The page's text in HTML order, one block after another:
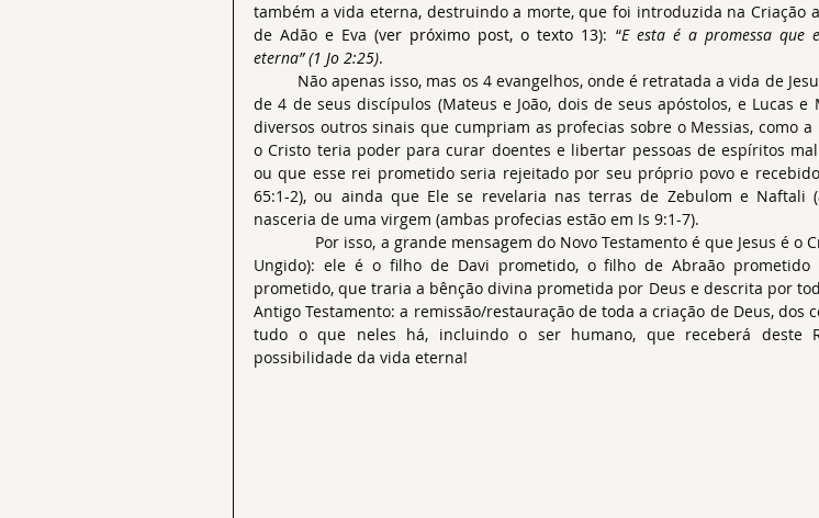
também a vida eterna, destruindo a morte, que foi introduzida na Criação
de Adão e Eva (ver próximo post, o texto 13): “E esta é a promessa que
eterna” (1 Jo 2:25).
de 4 de seus discípulos (Mateus e João, dois de seus apóstolos, e Lucas e
diversos outros sinais que cumpriam as profecias sobre o Messias, como
o Cristo teria poder para curar doentes e libertar pessoas de espíritos
ou que esse rei prometido seria rejeitado por seu próprio povo e
65:1-2), ou ainda que Ele se revelaria nas terras de Zebulom e Naftali
nasceria de uma virgem (ambas profecias estão em Is 9:1-7).
Por isso, a grande mensagem do Novo Testamento é que Jesus é o
Ungido): ele é o filho de Davi prometido, o filho de Abraão
prometido, que traria a bênção divina prometida por Deus e descrita por
Antigo Testamento: a remissão/restauração de toda a criação de Deus, dos
tudo o que neles há, incluindo o ser humano, que receberá deste
possibilidade da vida eterna!